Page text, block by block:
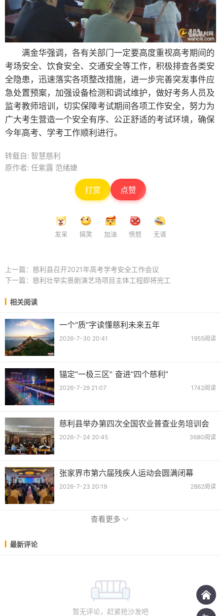
满金华强调，各有关部门一定要高度重视高考期间的
考场安全、饮食安全、交通安全等工作，积极排查各类安
全隐患，迅速落实各项整改措施，进一步完善突发事件应
急处置预案，加强设备检测和调试维护，做好考务人员及
监考教师培训，切实保障考试期间各项工作安全，努力为
广大考生营造一个安全有序、公正舒适的考试环境，确保
今年高考、学考工作顺利进行。
转载自: 智慧慈利
原作者: 任紫露 范绪婕
打赏 点赞
发呆 搞笑 加油 愤怒 无语
上一篇： 慈利县召开2021年高考学考安全工作会议
下一篇： 慈利壮举实景剧演艺场项目主体工程即将完工
相关阅读
一个“质”字读懂慈利未来五年
2026-7-30 20:41 1955阅读
锚定“一极三区” 奋进“四个慈利”
2026-7-29 21:07 1742阅读
慈利县举办第四次全国农业普查业务培训会
2026-7-24 20:45 3680阅读
张家界市第六届残疾人运动会圆满闭幕
2026-7-23 20:19 2862阅读
查看更多
最新评论
暂无评论，赶紧抢沙发吧